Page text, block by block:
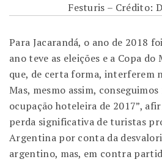
Festuris – Crédito:
Para Jacarandá, o ano de 2018
ano teve as eleições e a Copa
que, de certa forma, interferem
Mas, mesmo assim,
ocupação hoteleira de 2017”,
perda significativa de turistas
Argentina por conta da
argentino, mas, em contra